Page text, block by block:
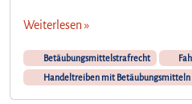
Weiterlesen »
Betäubungsmittelstrafrecht
Handeltreiben mit Betäubungsmitteln